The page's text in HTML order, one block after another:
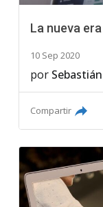
La nueva
10 Sep 2020
por
Compartir